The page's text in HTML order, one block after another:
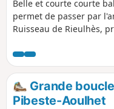
Belle et courte courte
permet de passer par
Ruisseau de Rieulhès,
lourdais. On est ici sur
au pied des estives Est
Grande
Pibeste-Aoulhet